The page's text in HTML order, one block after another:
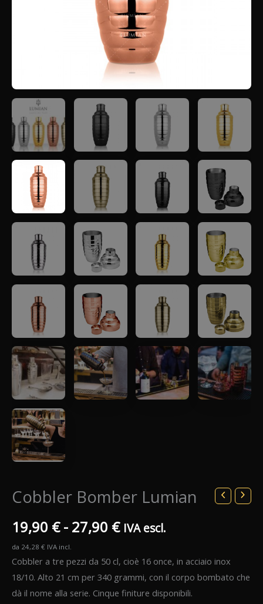
Cobbler Bomber Lumian
19,90 € - 27,90 €Fascia
prezzo:
IVA escl.
da 24,28 € IVA incl.
Cobbler a tre pezzi da 50 cl, cioè 16 once, in acciaio inox
18/10. Alto 21 cm per 340 grammi, con il corpo bombato che
dà il nome alla serie. Cinque finiture disponibili.